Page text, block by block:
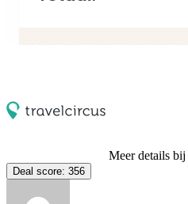
Meer details bij
Deal score: 356